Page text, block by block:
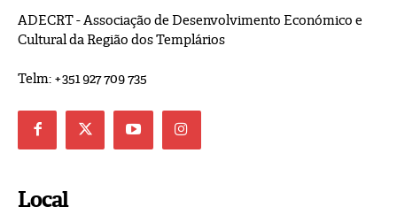
ADECRT - Associação de Desenvolvimento Económico e
Cultural da Região dos Templários
Telm: +351 927 709 735
Local